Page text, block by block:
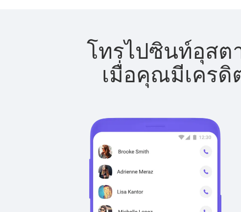
โทรไปซินท์อุสต
เมื่อคุณมีเครดิ